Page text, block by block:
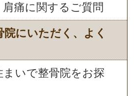
痛に関するご質問
院にいただく、よく
まいで整骨院をお探